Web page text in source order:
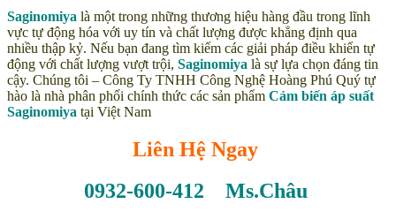
Saginomiya là một trong những thương hiệu hàng đầu trong lĩnh
vực tự động hóa với uy tín và chất lượng được khẳng định qua
nhiều thập kỷ. Nếu bạn đang tìm kiếm các giải pháp điều khiển tự
động với chất lượng vượt trội, Saginomiya là sự lựa chọn đáng tin
cậy. Chúng tôi – Công Ty TNHH Công Nghệ Hoàng Phú Quý tự
hào là nhà phân phối chính thức các sản phẩm Cảm biến áp suất
Saginomiya tại Việt Nam
Liên Hệ Ngay
0932-600-412 Ms.Châu